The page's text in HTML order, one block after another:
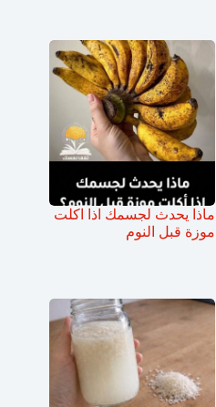
ماذا يحدث لجسمك اذا اكلت
موزة قبل النوم